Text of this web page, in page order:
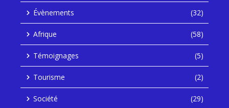
Évènements (32)
Afrique (58)
Témoignages (5)
Tourisme (2)
Société (29)